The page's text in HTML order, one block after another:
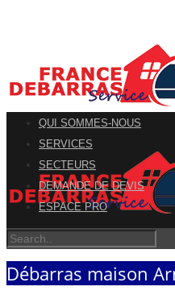
QUI SOMMES-NOUS
SERVICES
SECTEURS
DEMANDE DE DEVIS
ESPACE PRO
Débarras maison